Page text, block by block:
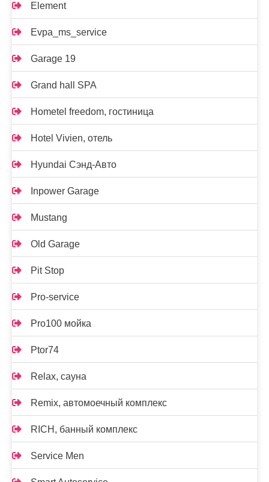
Element
Evpa_ms_service
Garage 19
Grand hall SPA
Hometel freedom, гостиница
Hotel Vivien, отель
Hyundai Сэнд-Авто
Inpower Garage
Mustang
Old Garage
Pit Stop
Pro-service
Pro100 мойка
Ptor74
Relax, сауна
Remix, автомоечный комплекс
RICH, банный комплекс
Service Men